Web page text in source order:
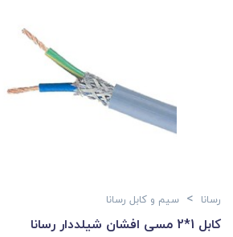
رسانا > سیم و کابل رسانا
کابل 1*2 مسی افشان شیلددار رسانا